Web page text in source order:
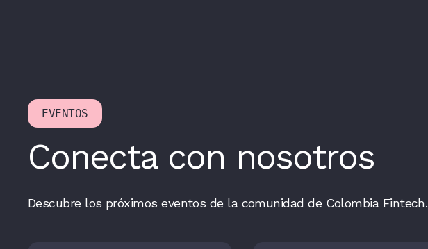
EVENTOS
Conecta con nosotros
Descubre los próximos eventos de la comunidad de Colombia Fintech.